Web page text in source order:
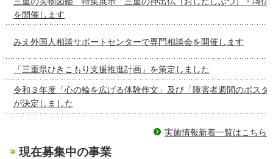
を開催します
みえ外国人相談サポートセンターで専門相談会を開催します
「三重県ひきこもり支援推進計画」を策定しました
令和３年度「心の輪を広げる体験作文」及び「障害者週間のポスタ
が決定しました
実施情報新着一覧はこちら
現在募集中の事業